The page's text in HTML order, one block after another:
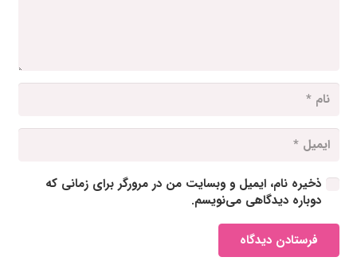
ذخیره نام، ایمیل و وبسایت من در مرورگر برای زمانی که
دوباره دیدگاهی می‌نویسم.
فرستادن دیدگاه